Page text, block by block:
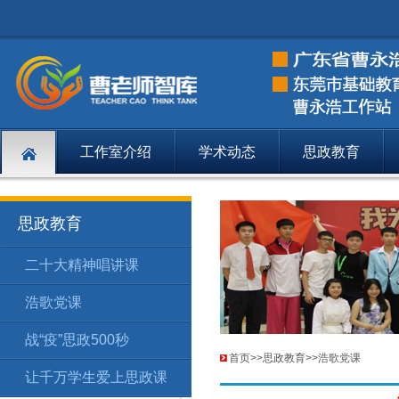
工作室介绍 学术动态 思政教育
思政教育
二十大精神唱讲课 194思政教育 二十大精
浩歌党课 195 思政教育 浩歌党课
战“疫”思政500秒
让千万学生爱上思政课
首页>>思政教育>>浩歌党课